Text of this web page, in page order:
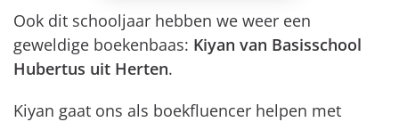
Ook dit schooljaar hebben we weer een
geweldige boekenbaas: Kiyan van Basisschool
Hubertus uit Herten.
Kiyan gaat ons als boekfluencer helpen met